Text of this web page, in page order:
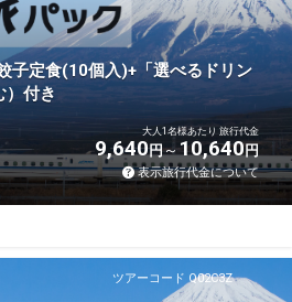
子定食(10個入)+「選べるドリン
）付き
大人1名様あたり 旅行代金
9,640円 10,640円
表示旅行代金について
ツアーコード Q02C3Z